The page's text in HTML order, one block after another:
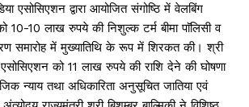
एसोसिएशन द्वारा आयोजित संगोष्ठि में वेलबिंग
को 10-10 लाख रुपये की निशुल्क टर्म बीमा पाॅलिसी व
समारोह में मुख्यातिथि के रूप में शिरकत की। श्री
एसोसिएशन को 11 लाख रुपये की राशि देने की घोषणा
न्याय तथा अधिकारिता अनुसूचित जातिया एवं